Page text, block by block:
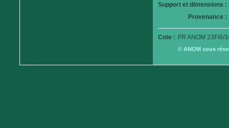
Support et dimensions :
Provenance :
Cote : FR ANOM 23Fi6/
© ANOM sous